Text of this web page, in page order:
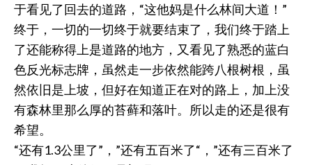
于看见了回去的道路，“这他妈是什么林间大道！”
终于，一切的一切终于就要结束了，我们终于踏上
了还能称得上是道路的地方，又看见了熟悉的蓝白
色反光标志牌，虽然走一步依然能跨八根树根，虽
然依旧是上坡，但好在知道正在对的路上，加上没
有森林里那么厚的苔藓和落叶。所以走的还是很有
希望。
“还有1.3公里了”，”还有五百米了“，”还有三百米了